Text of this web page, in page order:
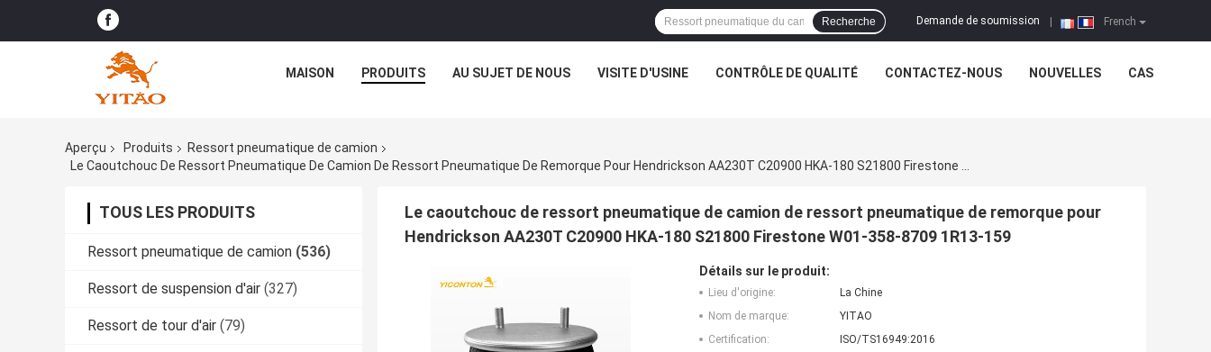
French
Demande de soumission
Recherche
MAISON PRODUITS AU SUJET DE NOUS VISITE D'USINE CONTRÔLE DE QUALITÉ CONTACTEZ-NOUS NOUVELLES CAS
Aperçu Produits
Ressort pneumatique de camion
TOUS LES PRODUITS
Ressort pneumatique de camion (536)
Ressort de suspension d'air (327)
Ressort de tour d'air (79)
Le caoutchouc de ressort pneumatique de camion de ressort pneumatique de remorque pour
Hendrickson AA230T C20900 HKA-180 S21800 Firestone W01-358-8709 1R13-159
Détails sur le produit:
Lieu d'origine:
La Chine
Nom de marque:
YITAO
Certification:
ISO/TS16949:2016